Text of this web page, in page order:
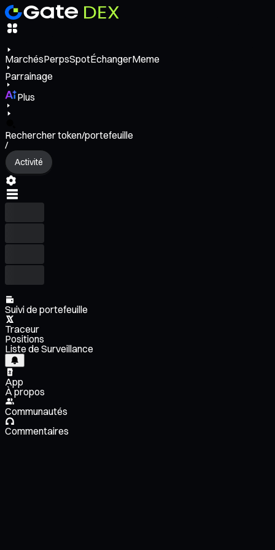
MarchésPerpsSpotÉchangerMeme
Parrainage
Plus
Rechercher token/portefeuille
/
Activité
Suivi de portefeuille
Traceur
Positions
Liste de Surveillance
App
À propos
Communautés
Commentaires